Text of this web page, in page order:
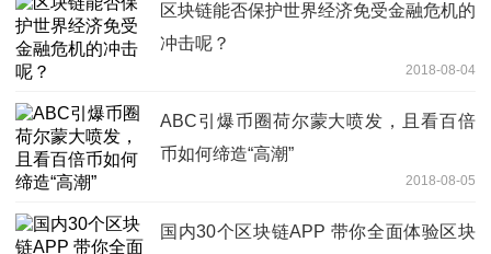
区块链能否保护世界经济免受金融危机的
冲击呢？
2018-08-04
ABC引爆币圈荷尔蒙大喷发，且看百倍
币如何缔造“高潮”
2018-08-05
国内30个区块链APP 带你全面体验区块